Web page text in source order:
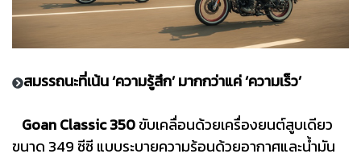
สมรรถนะที่เน้น ‘ความรู้สึก’ มากกว่าแค่ ‘ความเร็ว’
Goan Classic 350ขับเคลื่อนด้วยเครื่องยนต์สูบเดียว
ขนาด 349 ซีซี แบบระบายความร้อนด้วยอากาศและน้ำมัน